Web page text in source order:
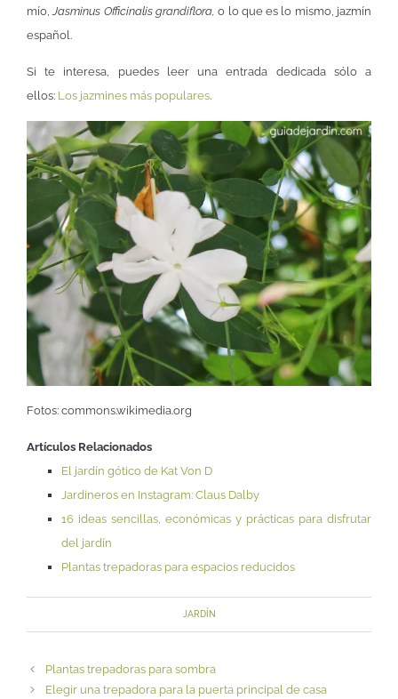
mío,Jasminus Officinalis grandiflora,o lo que es lo mismo, jazmín
español.
Si te interesa, puedes leer una entrada dedicada sólo a
ellos: Los jazmines más populares.
Fotos: commons.wikimedia.org
Artículos Relacionados
El jardín gótico de Kat Von D
Jardineros en Instagram: Claus Dalby
16 ideas sencillas, económicas y prácticas para disfrutar
del jardín
Plantas trepadoras para espacios reducidos
JARDÍN
Plantas trepadoras para sombra
Elegir una trepadora para la puerta principal de casa